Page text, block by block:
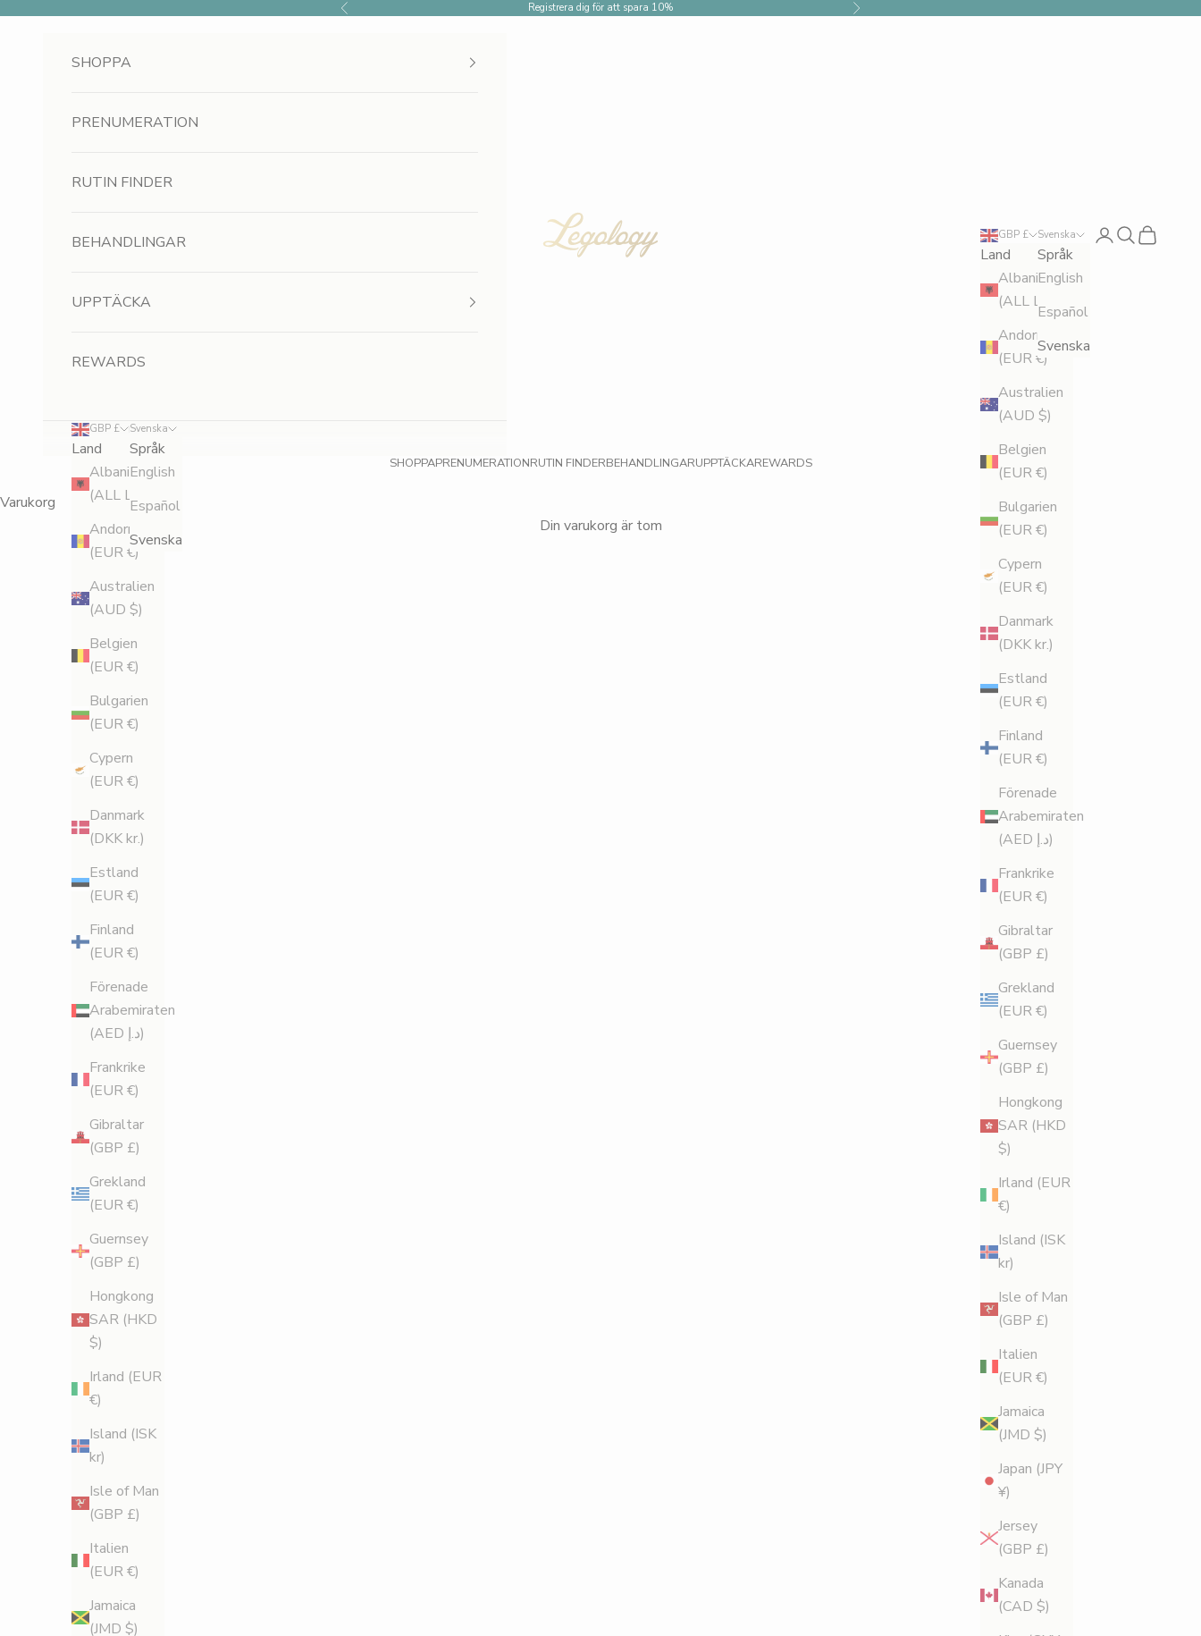
Föregående Registrera dig för att spara 10% Nästa
Legology
SHOPPAPRENUMERATIONRUTIN FINDERBEHANDLINGARUPPTÄCKAREWARDS
GBP £
Land
Albanien
(ALL L)
Andorra
(EUR €)
Australien
(AUD $)
Belgien
(EUR €)
Bulgarien
(EUR €)
Cypern
(EUR €)
Danmark
(DKK kr.)
Estland
(EUR €)
Finland
(EUR €)
Förenade
Arabemiraten
(AED د.إ)
Frankrike
(EUR €)
Gibraltar
(GBP £)
Grekland
(EUR €)
Guernsey
(GBP £)
Hongkong
SAR (HKD
$)
Irland (EUR
€)
Island (ISK
kr)
Isle of Man
(GBP £)
Italien
(EUR €)
Jamaica
(JMD $)
Japan (JPY
¥)
Jersey
(GBP £)
Kanada
(CAD $)
Svenska
Språk
English
Español
Svenska
Logga in
Sök Kundvagn
SHOPPA
PRENUMERATION
RUTIN FINDER
BEHANDLINGAR
UPPTÄCKA
REWARDS
GBP £
Land
Albanien
(ALL L)
Andorra
(EUR €)
Australien
(AUD $)
Belgien
(EUR €)
Bulgarien
(EUR €)
Cypern
(EUR €)
Danmark
(DKK kr.)
Estland
(EUR €)
Finland
(EUR €)
Förenade
Arabemiraten
(AED د.إ)
Frankrike
(EUR €)
Gibraltar
(GBP £)
Grekland
(EUR €)
Guernsey
(GBP £)
Hongkong
SAR (HKD
$)
Irland (EUR
€)
Island (ISK
kr)
Isle of Man
(GBP £)
Italien
(EUR €)
Jamaica
(JMD $)
Svenska
Språk
English
Español
Svenska
Varukorg
Din varukorg är tom